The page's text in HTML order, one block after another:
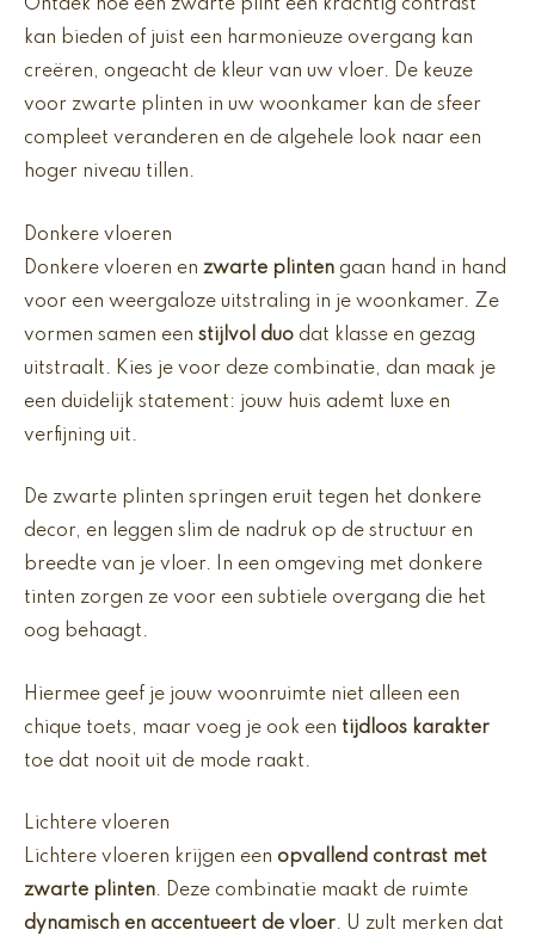
Ontdek hoe een zwarte plint een krachtig contrast
kan bieden of juist een harmonieuze overgang kan
creëren, ongeacht de kleur van uw vloer. De keuze
voor zwarte plinten in uw woonkamer kan de sfeer
compleet veranderen en de algehele look naar een
hoger niveau tillen.
Donkere vloeren
Donkere vloeren en zwarte plinten gaan hand in hand
voor een weergaloze uitstraling in je woonkamer. Ze
vormen samen een stijlvol duo dat klasse en gezag
uitstraalt. Kies je voor deze combinatie, dan maak je
een duidelijk statement: jouw huis ademt luxe en
verfijning uit.
De zwarte plinten springen eruit tegen het donkere
decor, en leggen slim de nadruk op de structuur en
breedte van je vloer. In een omgeving met donkere
tinten zorgen ze voor een subtiele overgang die het
oog behaagt.
Hiermee geef je jouw woonruimte niet alleen een
chique toets, maar voeg je ook een tijdloos karakter
toe dat nooit uit de mode raakt.
Lichtere vloeren
Lichtere vloeren krijgen een opvallend contrast met
zwarte plinten. Deze combinatie maakt de ruimte
dynamisch en accentueert de vloer. U zult merken dat